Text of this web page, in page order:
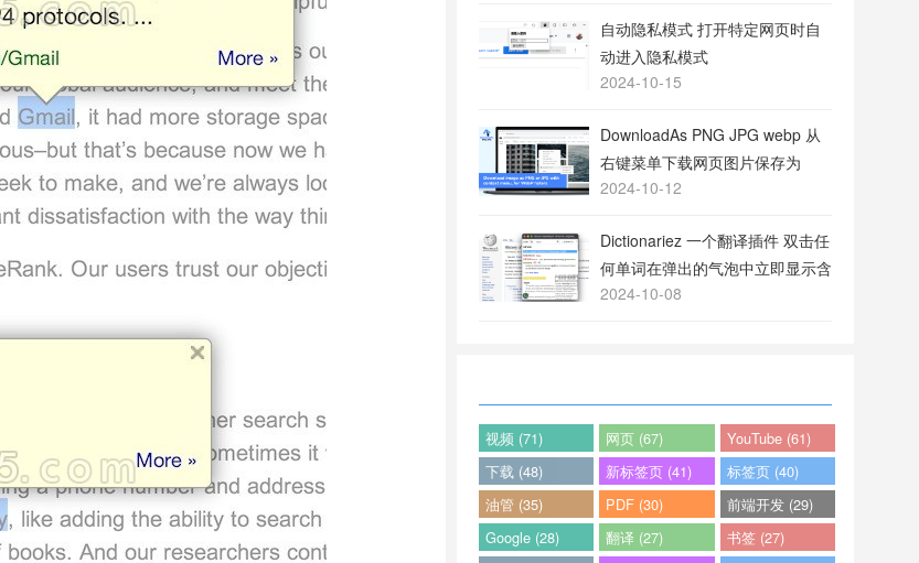
自动隐私模式 打开特定网页时自
动进入隐私模式
2024-10-15
DownloadAs PNG JPG webp 从
右键菜单下载网页图片保存为
PNG或JPG格式
2024-10-12
Dictionariez 一个翻译插件 双击任
何单词在弹出的气泡中立即显示含
义
2024-10-08
视频 (71) 网页 (67)
YouTube (61)
下载 (48)
新标签页 (41)
标签页 (40)
油管 (35)
PDF (30)
前端开发 (29)
Google (28)
翻译 (27)
书签 (27)